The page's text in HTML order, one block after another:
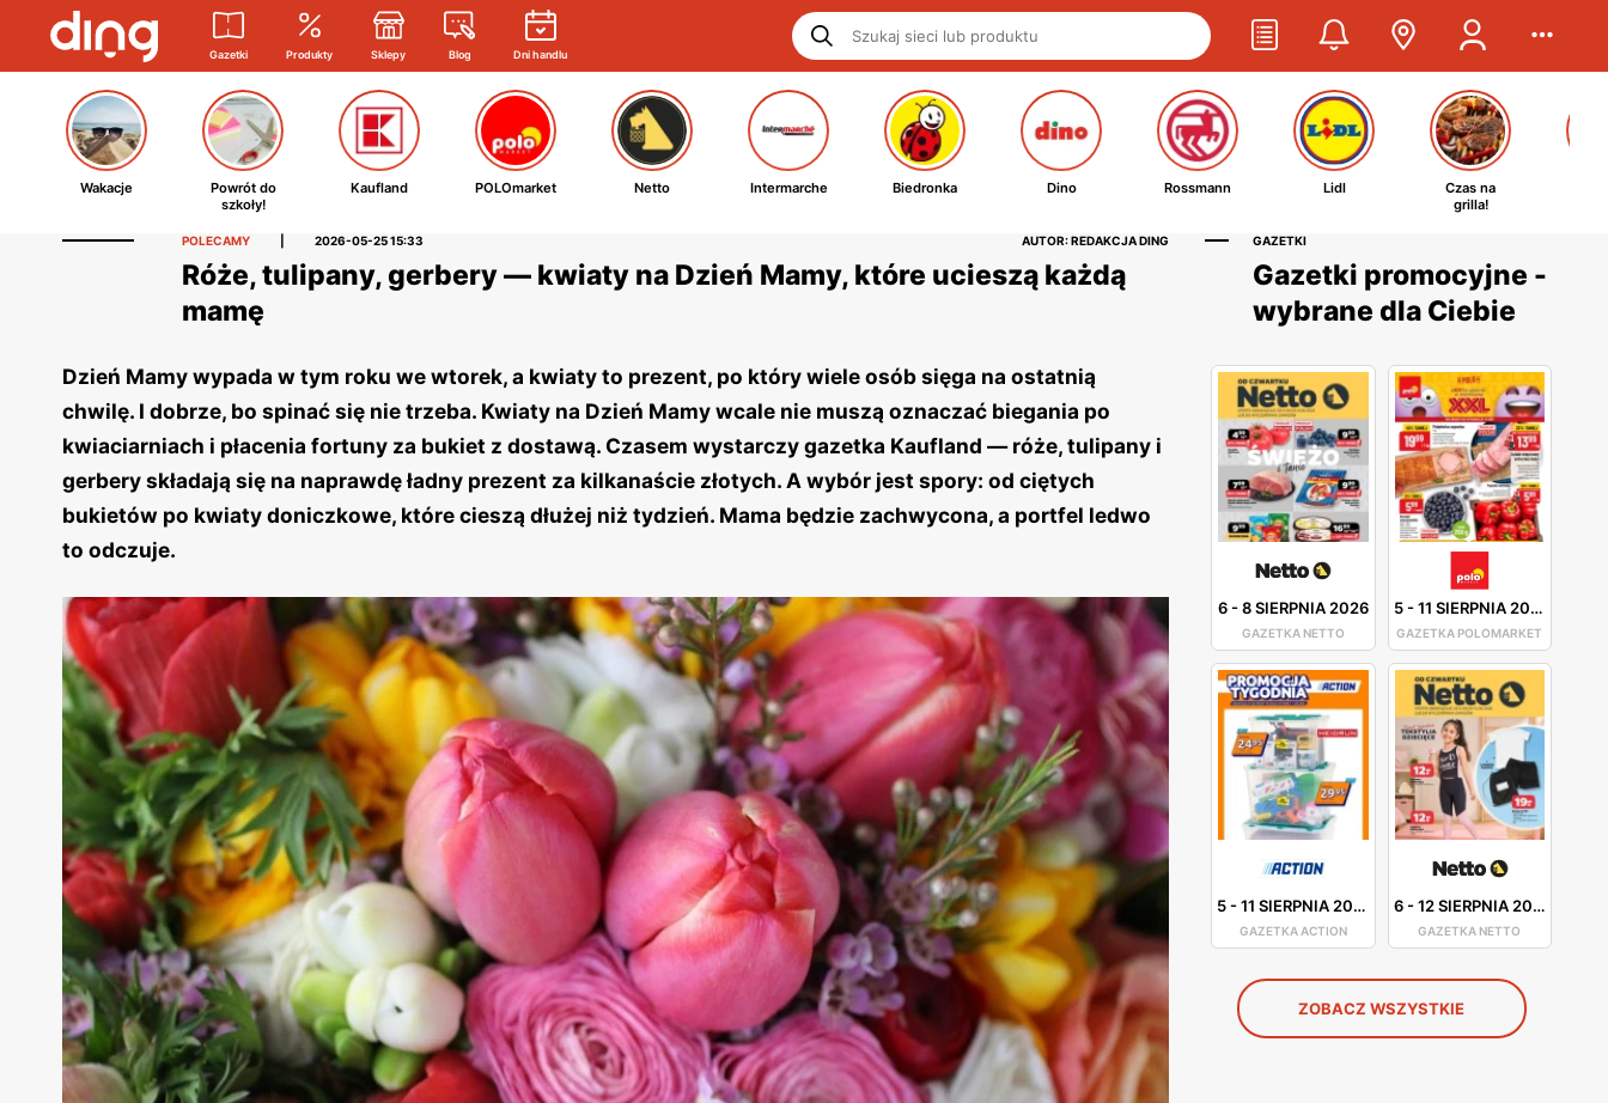
Gazetki Produkty Sklepy Blog Dni handlu
Wakacje
Powrót do
szkoły!
Kaufland POLOmarket Netto Intermarche Biedronka Dino Rossmann Lidl
Czas na
grilla!
POLECAMY 2026-05-25 15:33 AUTOR: REDAKCJA DING
Róże, tulipany, gerbery — kwiaty na Dzień Mamy, które ucieszą każdą
mamę
Dzień Mamy wypada w tym roku we wtorek, a kwiaty to prezent, po który wiele osób sięga na ostatnią
chwilę. I dobrze, bo spinać się nie trzeba. Kwiaty na Dzień Mamy wcale nie muszą oznaczać biegania po
kwiaciarniach i płacenia fortuny za bukiet z dostawą. Czasem wystarczy gazetka Kaufland — róże, tulipany i
gerbery składają się na naprawdę ładny prezent za kilkanaście złotych. A wybór jest spory: od ciętych
bukietów po kwiaty doniczkowe, które cieszą dłużej niż tydzień. Mama będzie zachwycona, a portfel ledwo
to odczuje.
GAZETKI
Gazetki promocyjne -
wybrane dla Ciebie
6-8 SIERPNIA 2026
GAZETKA NETTO
5-11 SIERPNIA 2026
GAZETKA POLOMARKET
5-11 SIERPNIA 2026
GAZETKA ACTION
6-12 SIERPNIA 2026
GAZETKA NETTO
ZOBACZ WSZYSTKIE